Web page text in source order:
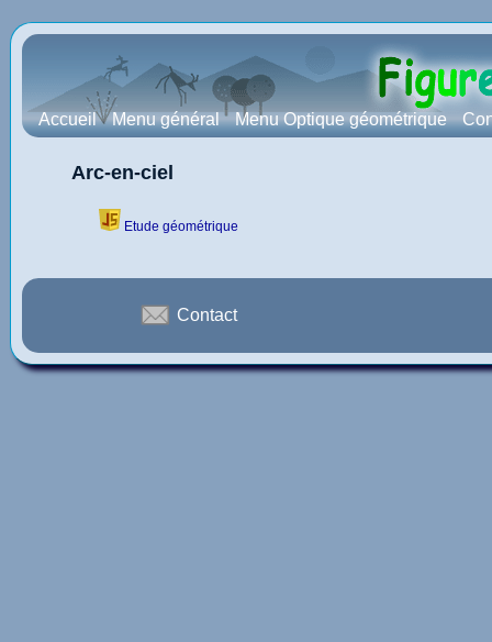
Accueil Menu général Menu Optique géométrique
Arc-en-ciel
Etude géométrique
Contact